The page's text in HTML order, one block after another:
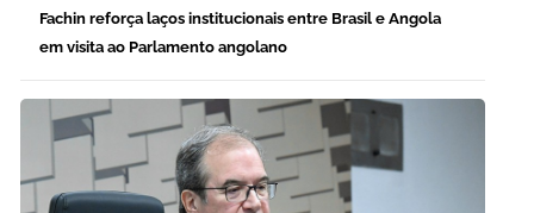
Fachin reforça laços institucionais entre Brasil e Angola
em visita ao Parlamento angolano